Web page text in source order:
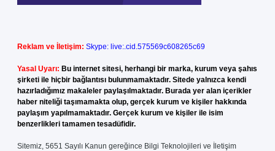
Reklam ve İletişim: Skype: live:.cid.575569c608265c69
Yasal Uyarı: Bu internet sitesi, herhangi bir marka, kurum veya şahıs
şirketi ile hiçbir bağlantısı bulunmamaktadır. Sitede yalnızca kendi
hazırladığımız makaleler paylaşılmaktadır. Burada yer alan içerikler
haber niteliği taşımamakta olup, gerçek kurum ve kişiler hakkında
paylaşım yapılmamaktadır. Gerçek kurum ve kişiler ile isim
benzerlikleri tamamen tesadüfidir.
Sitemiz, 5651 Sayılı Kanun gereğince Bilgi Teknolojileri ve İletişim